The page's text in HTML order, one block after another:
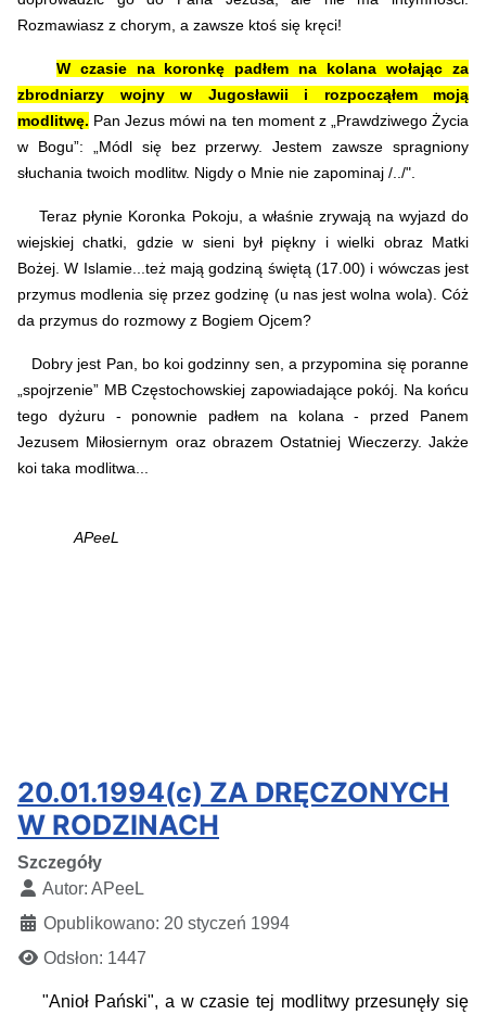
Rozmawiasz z chorym, a zawsze ktoś się kręci!
W czasie na koronkę padłem na kolana wołając za
zbrodniarzy wojny w Jugosławii i rozpocząłem moją
modlitwę. Pan Jezus mówi na ten moment z „Prawdziwego Życia
w Bogu”: „Módl się bez przerwy. Jestem zawsze spragniony
słuchania twoich modlitw. Nigdy o Mnie nie zapominaj /../".
Teraz płynie Koronka Pokoju, a właśnie zrywają na wyjazd do
wiejskiej chatki, gdzie w sieni był piękny i wielki obraz Matki
Bożej. W Islamie...też mają godziną świętą (17.00) i wówczas jest
przymus modlenia się przez godzinę (u nas jest wolna wola). Cóż
da przymus do rozmowy z Bogiem Ojcem?
Dobry jest Pan, bo koi godzinny sen, a przypomina się poranne
„spojrzenie” MB Częstochowskiej zapowiadające pokój. Na końcu
tego dyżuru - ponownie padłem na kolana - przed Panem
Jezusem Miłosiernym oraz obrazem Ostatniej Wieczerzy. Jakże
koi taka modlitwa...
APeeL
20.01.1994(c) ZA DRĘCZONYCH
W RODZINACH
Szczegóły
Autor: APeeL
Opublikowano: 20 styczeń 1994
Odsłon: 1447
"Anioł Pański", a w czasie tej modlitwy przesunęły się